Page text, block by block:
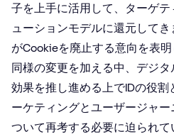
子を上手に活用して、ターゲ
ューションモデルに還元して
がCookieを廃止する意向を表
同様の変更を加える中、デジ
効果を推し進める上でIDの役
ーケティングとユーザージャ
ついて再考する必要に迫られ